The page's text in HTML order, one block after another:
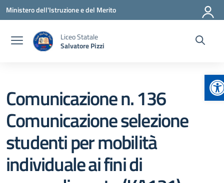
Vai ai contenuti
Vai al menu di navigazione
Vai al footer
Ministero dell'Istruzione e del Merito
Liceo Statale
Salvatore Pizzi
Comunicazione n. 136
Comunicazione selezione
studenti per mobilità
individuale ai fini di